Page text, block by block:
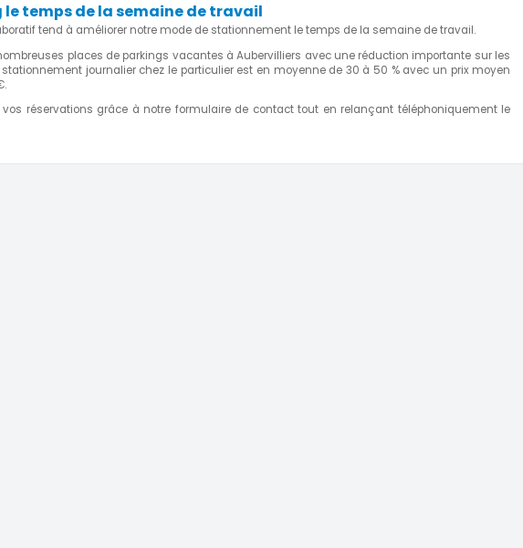
temps de la semaine de travail
tend à améliorer notre mode de stationnement le temps de la semaine de travail.
places de parkings vacantes à Aubervilliers avec une réduction importante sur les
journalier chez le particulier est en moyenne de 30 à 50 % avec un prix moyen
réservations grâce à notre formulaire de contact tout en relançant téléphoniquement le